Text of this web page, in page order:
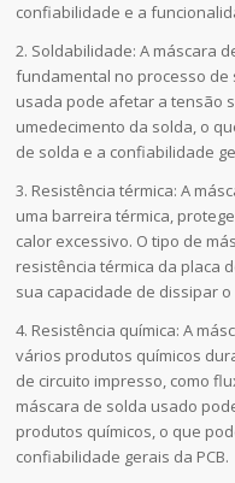
confiabilidade e a
2. Soldabilidade: A máscara
fundamental no processo de
usada pode afetar a tensão
umedecimento da solda, o
de solda e a confiabilidade
3. Resistência térmica: A
uma barreira térmica,
calor excessivo. O tipo de
resistência térmica da placa
sua capacidade de dissipar
4. Resistência química: A
vários produtos químicos
de circuito impresso, como
máscara de solda usado
produtos químicos, o que
confiabilidade gerais da PCB.